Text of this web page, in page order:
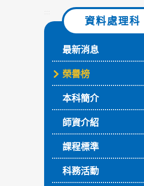
:::
資料處理科
最新消息
榮譽榜
本科簡介
師資介紹
課程標準
科務活動